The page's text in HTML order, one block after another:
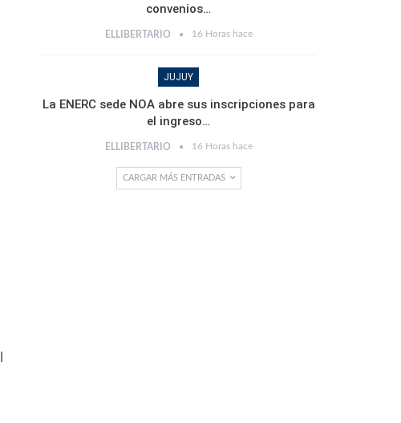
convenios…
ELLIBERTARIO 16 Horas hace
JUJUY
La ENERC sede NOA abre sus inscripciones para
el ingreso…
ELLIBERTARIO 16 Horas hace
CARGAR MÁS ENTRADAS